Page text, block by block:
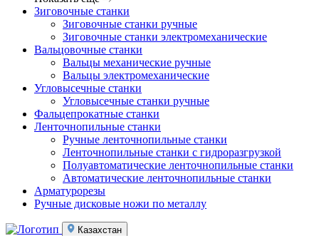
Зиговочные станки
Зиговочные станки ручные
Зиговочные станки электромеханические
Вальцовочные станки
Вальцы механические ручные
Вальцы электромеханические
Угловысечные станки
Угловысечные станки ручные
Фальцепрокатные станки
Ленточнопильные станки
Ручные ленточнопильные станки
Ленточнопильные станки с гидроразгрузкой
Полуавтоматические ленточнопильные станки
Автоматические ленточнопильные станки
Арматурорезы
Ручные дисковые ножи по металлу
Казахстан